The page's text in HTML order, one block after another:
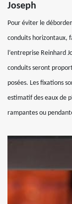
Joseph
Pour éviter le
conduits horizontaux,
l’entreprise Reinhard
conduits seront
posées. Les fixations
estimatif des eaux de
rampantes ou